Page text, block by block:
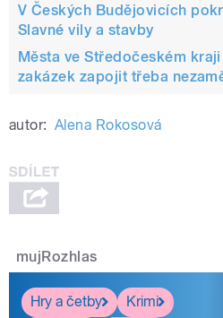
V Českých Budějovicích
Slavné vily a stavby
Města ve Středočeském
zakázek zapojit třeba
autor: Alena Rokosová
mujRozhlas
Hry a četby
Krimi